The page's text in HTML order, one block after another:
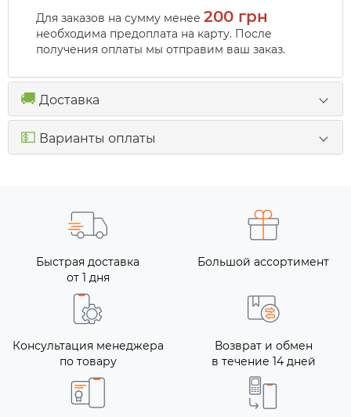
Для заказов на сумму менее 200 грн
необходима предоплата на карту. После
получения оплаты мы отправим ваш заказ.
🚚 Доставка
💵 Варианты оплаты
Быстрая доставка
от 1 дня
Большой ассортимент
Консультация менеджера
по товару
Возврат и обмен
в течение 14 дней